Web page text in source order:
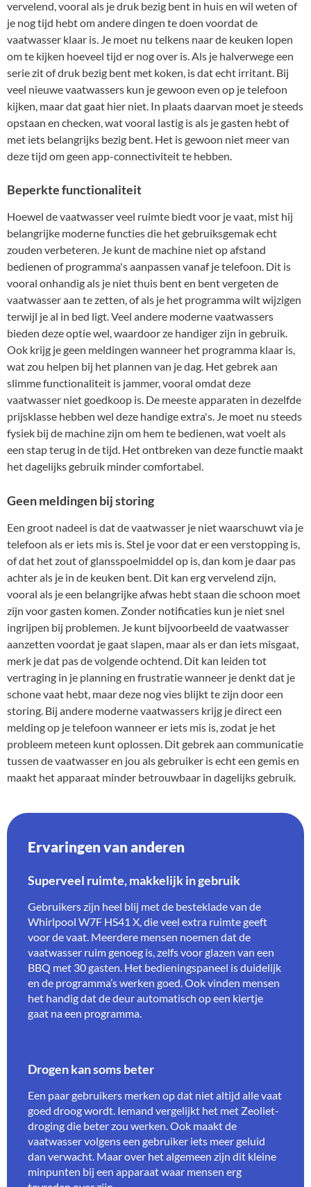
vervelend, vooral als je druk bezig bent in huis en wil weten of
je nog tijd hebt om andere dingen te doen voordat de
vaatwasser klaar is. Je moet nu telkens naar de keuken lopen
om te kijken hoeveel tijd er nog over is. Als je halverwege een
serie zit of druk bezig bent met koken, is dat echt irritant. Bij
veel nieuwe vaatwassers kun je gewoon even op je telefoon
kijken, maar dat gaat hier niet. In plaats daarvan moet je steeds
opstaan en checken, wat vooral lastig is als je gasten hebt of
met iets belangrijks bezig bent. Het is gewoon niet meer van
deze tijd om geen app-connectiviteit te hebben.
Beperkte functionaliteit
Hoewel de vaatwasser veel ruimte biedt voor je vaat, mist hij
belangrijke moderne functies die het gebruiksgemak echt
zouden verbeteren. Je kunt de machine niet op afstand
bedienen of programma's aanpassen vanaf je telefoon. Dit is
vooral onhandig als je niet thuis bent en bent vergeten de
vaatwasser aan te zetten, of als je het programma wilt wijzigen
terwijl je al in bed ligt. Veel andere moderne vaatwassers
bieden deze optie wel, waardoor ze handiger zijn in gebruik.
Ook krijg je geen meldingen wanneer het programma klaar is,
wat zou helpen bij het plannen van je dag. Het gebrek aan
slimme functionaliteit is jammer, vooral omdat deze
vaatwasser niet goedkoop is. De meeste apparaten in dezelfde
prijsklasse hebben wel deze handige extra's. Je moet nu steeds
fysiek bij de machine zijn om hem te bedienen, wat voelt als
een stap terug in de tijd. Het ontbreken van deze functie maakt
het dagelijks gebruik minder comfortabel.
Geen meldingen bij storing
Een groot nadeel is dat de vaatwasser je niet waarschuwt via je
telefoon als er iets mis is. Stel je voor dat er een verstopping is,
of dat het zout of glansspoelmiddel op is, dan kom je daar pas
achter als je in de keuken bent. Dit kan erg vervelend zijn,
vooral als je een belangrijke afwas hebt staan die schoon moet
zijn voor gasten komen. Zonder notificaties kun je niet snel
ingrijpen bij problemen. Je kunt bijvoorbeeld de vaatwasser
aanzetten voordat je gaat slapen, maar als er dan iets misgaat,
merk je dat pas de volgende ochtend. Dit kan leiden tot
vertraging in je planning en frustratie wanneer je denkt dat je
schone vaat hebt, maar deze nog vies blijkt te zijn door een
storing. Bij andere moderne vaatwassers krijg je direct een
melding op je telefoon wanneer er iets mis is, zodat je het
probleem meteen kunt oplossen. Dit gebrek aan communicatie
tussen de vaatwasser en jou als gebruiker is echt een gemis en
maakt het apparaat minder betrouwbaar in dagelijks gebruik.
Ervaringen van anderen
Superveel ruimte, makkelijk in gebruik
Gebruikers zijn heel blij met de besteklade van de
Whirlpool W7F HS41 X, die veel extra ruimte geeft
voor de vaat. Meerdere mensen noemen dat de
vaatwasser ruim genoeg is, zelfs voor glazen van een
BBQ met 30 gasten. Het bedieningspaneel is duidelijk
en de programma’s werken goed. Ook vinden mensen
het handig dat de deur automatisch op een kiertje
gaat na een programma.
Drogen kan soms beter
Een paar gebruikers merken op dat niet altijd alle vaat
goed droog wordt. Iemand vergelijkt het met Zeoliet-
droging die beter zou werken. Ook maakt de
vaatwasser volgens een gebruiker iets meer geluid
dan verwacht. Maar over het algemeen zijn dit kleine
minpunten bij een apparaat waar mensen erg